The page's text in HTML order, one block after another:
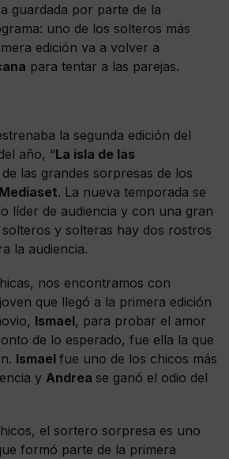
guardada por parte de la
uno de los solteros más
edición va a volver a
para tentar a las parejas.
la segunda edición del
año, “La isla de las
de las grandes sorpresas de los
Mediaset. La nueva temporada se
líder de audiencia y con una gran
y solteras hay dos rostros
la audiencia.
nos encontramos con
que llegó a la primera edición
Ismael, para probar el amor
de lo esperado, fue ella la que
Ismael fue uno de los chicos más
y Andrea se ganó el odio del
el sortero sorpresa es uno
formó parte de la primera